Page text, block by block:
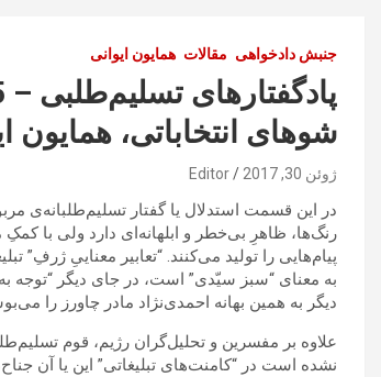
جنبش دادخواهی مقالات همایون ایوانی
شوهای انتخاباتی، همایون
ژوئن 30, 2017 Editor
در این قسمت استدلال یا گفتار تسلیم‌طلبانه‌ی
رنگ‌ها، ظاهرِ بی‌خطر و ابلهانه‌ای دارد ولی با
پیام‌هایی را تولید می‌کنند. “تعابیر معناییِ
به معنای “سبز سیّدی” است، در جای دیگر
دیگر به همین بهانه احمدی‌نژاد مادر چاورز را
علاوه بر مفسرین و تحلیل‌گران رژیم، قوم
نشده است در “کامنت‌های تبلیغاتی” این یا آن